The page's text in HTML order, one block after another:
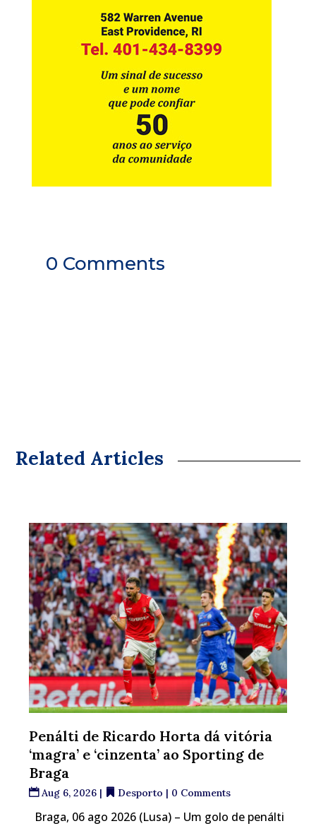
0 Comments
Related Articles
Penálti de Ricardo Horta dá vitória
‘magra’ e ‘cinzenta’ ao Sporting de
Braga
Aug 6, 2026 | Desporto | 0 Comments
Braga, 06 ago 2026 (Lusa) – Um golo de penálti